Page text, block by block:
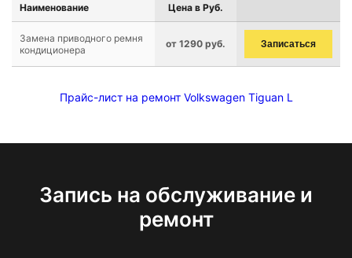
Наименование Цена в Руб.
Замена приводного ремня
кондиционера
от 1290 руб. Записаться
Прайс-лист на ремонт Volkswagen Tiguan L
Запись на обслуживание и
ремонт